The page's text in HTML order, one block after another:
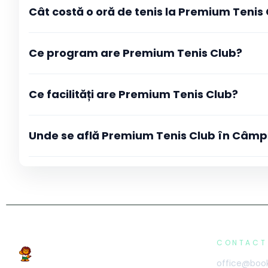
vezi programul actualizat în timp real și selectezi
după ce tranzacția este aprobată primești imediat o
Cât costă o oră de tenis la Premium Tenis
Ce program are Premium Tenis Club?
Ce facilități are Premium Tenis Club?
Unde se află Premium Tenis Club în
CONTACT